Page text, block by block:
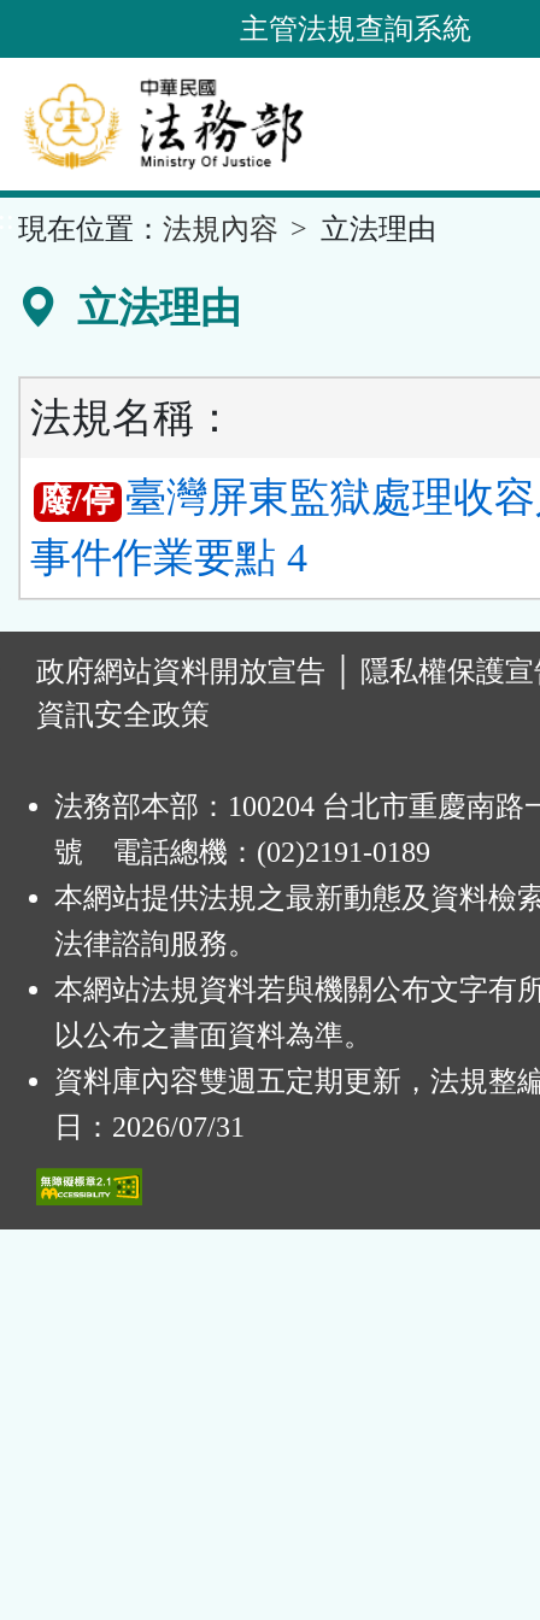
到
要
內
容
區
主管法規查詢系統
現在位置： 法規內容 立法理由
立法理由
法規名稱：
廢/停 臺灣屏東監獄處理收
事件作業要點 4
政府網站資料開放宣告
隱私權保護
資訊安全政策
法務部本部：100204 台北市重慶南路
號 電話總機：(02)2191-0189
本網站提供法規之最新動態及資料檢
法律諮詢服務。
本網站法規資料若與機關公布文字有
以公布之書面資料為準。
資料庫內容雙週五定期更新，法規整
日：2026/07/31